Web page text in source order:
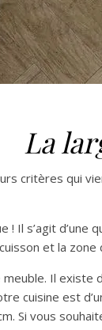
La
critères qui
! Il s’agit
et la
Il
cuisine est
Si vous